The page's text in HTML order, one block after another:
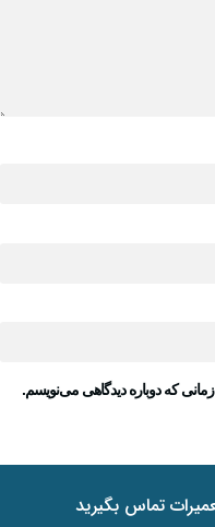
که دوباره دیدگاهی می‌نویسم.
تماس بگیرید